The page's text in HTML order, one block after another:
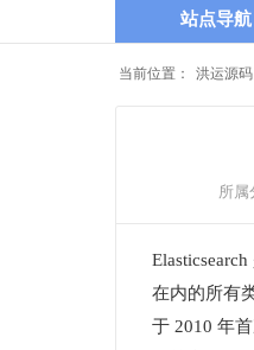
站点导航
当前位置： 洪运源码
所属
在内的所有
于 2010 年